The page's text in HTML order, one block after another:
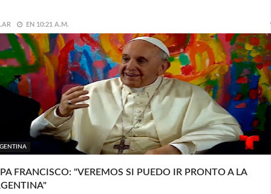
EN 10:21 A.M.
FRANCISCO: "VEREMOS SI PUEDO IR PRONTO A LA